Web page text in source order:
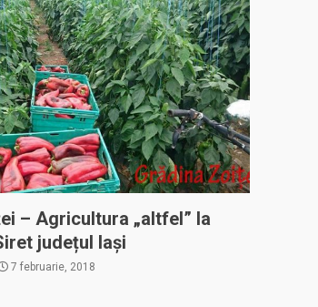
– Agricultura „altfel” la
județul Iași
7 februarie, 2018